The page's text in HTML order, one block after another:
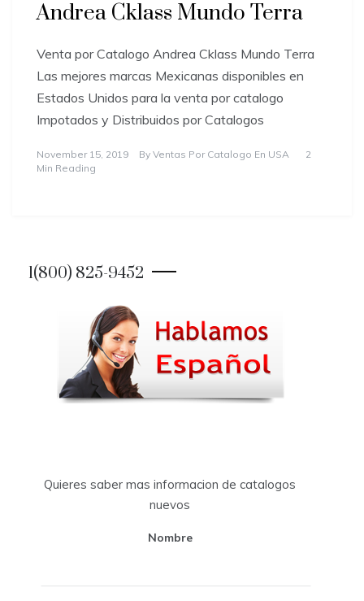
Andrea Cklass Mundo Terra
Venta por Catalogo Andrea Cklass Mundo Terra
Las mejores marcas Mexicanas disponibles en
Estados Unidos para la venta por catalogo
Impotados y Distribuidos por Catalogos
November 15, 2019 By Ventas Por Catalogo En USA
2
Min Reading
1(800) 825-9452
Quieres saber mas informacion de catalogos
nuevos
Nombre